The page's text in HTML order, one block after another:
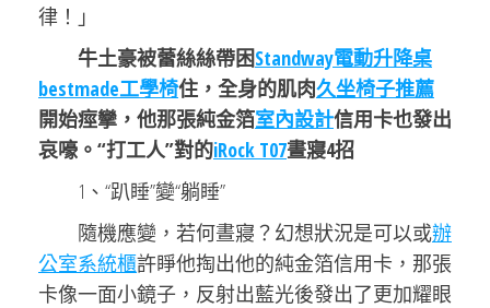
律！」
牛土豪被蕾絲絲帶困Standway電動升降桌
bestmade工學椅住，全身的肌肉久坐椅子推薦
開始痙攣，他那張純金箔室內設計信用卡也發出
哀嚎。“打工人”對的iRock T07晝寢4招
1、“趴睡”變“躺睡”
隨機應變，若何晝寢？幻想狀況是可以或辦
公室系統櫃許睜他掏出他的純金箔信用卡，那張
卡像一面小鏡子，反射出藍光後發出了更加耀眼